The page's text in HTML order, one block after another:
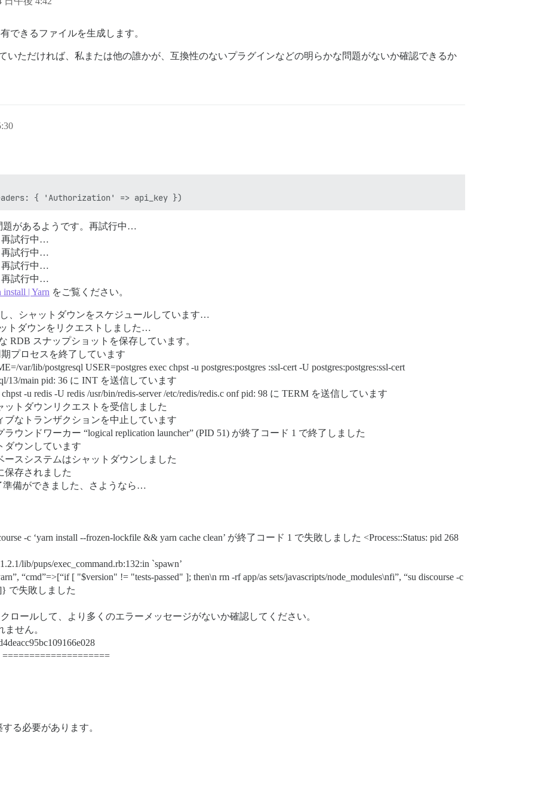
できるファイルを生成します。
いただければ、私または他の誰かが、互換性のないプラグインなどの明らかな問題がないか確認できるか
題があるようです。再試行中…
再試行中…
再試行中…
再試行中…
再試行中…
install | Yarn をご覧ください。
し、シャットダウンをスケジュールしています…
ットダウンをリクエストしました…
RDB スナップショットを保存しています。
プロセスを終了しています
var/lib/postgresql USER=postgres exec chpst -u postgres:postgres :ssl-cert -U postgres:postgres:ssl-cert
13/main pid: 36 に INT を送信しています
-u redis -U redis /usr/bin/redis-server /etc/redis/redis.c onf pid: 98 に TERM を送信しています
ットダウンリクエストを受信しました
ブなトランザクションを中止しています
ウンドワーカー “logical replication launcher” (PID 51) が終了コード 1 で終了しました
ダウンしています
ースシステムはシャットダウンしました
保存されました
準備ができました、さようなら…
-c ‘yarn install --frozen-lockfile && yarn cache clean’ が終了コード 1 で失敗しました <Process::Status: pid 268
lib/pups/exec_command.rb:132:in `spawn’
“cmd”=>[“if [ "$version" != "tests-passed" ]; then\n rm -rf app/as sets/javascripts/node_modules\nfi”, “su discourse -c
で失敗しました
ールして、より多くのエラーメッセージがないか確認してください。
ません。
る必要があります。